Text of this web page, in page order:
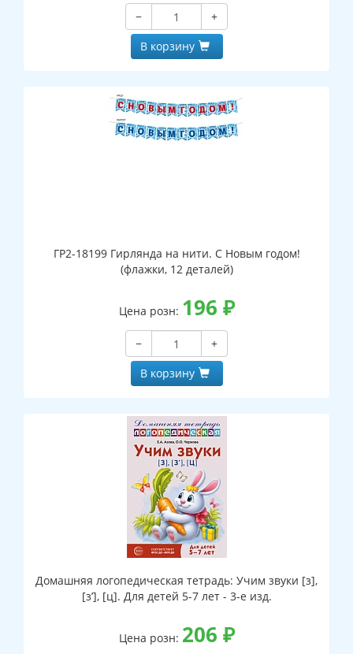
−
+
В корзину
ГР2-18199 Гирлянда на нити. С Новым годом!
(флажки, 12 деталей)
Цена розн: 196 ₽
−
+
В корзину
Домашняя логопедическая тетрадь: Учим звуки [з],
[з’], [ц]. Для детей 5-7 лет - 3-е изд.
Цена розн: 206 ₽